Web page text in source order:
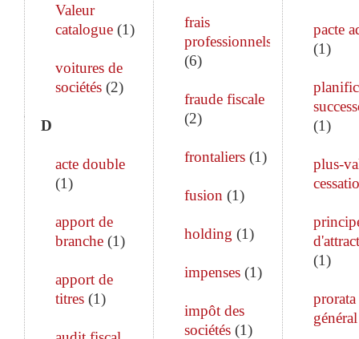
Valeur
catalogue (1)
voitures de
sociétés (2)
D
acte double
(1)
apport de
branche (1)
apport de
titres (1)
frais
professionnels
(6)
fraude fiscale
(2)
frontaliers(1)
fusion (1)
holding (1)
impenses(1)
impôt des
sociétés(1)
pacte
(1)
(1)
plus-
(1)
prorata
général